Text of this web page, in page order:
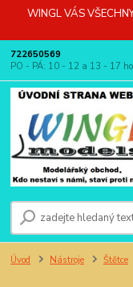
WINGL VÁS
722650569
PO - PÁ: 10 - 12 a 13 - 17
Úvod Nástroje Štětce